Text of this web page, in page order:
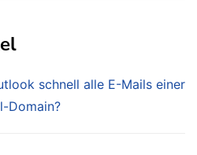
schnell alle E-Mails einer
Domain?